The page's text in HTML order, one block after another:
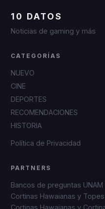
10 DATOS
Noticias de gaming y más
CATEGORÍAS
NUEVO
CINE
DEPORTES
RECOMENDACIONES
HISTORIA
Política de Privacidad
PARTNERS
Bancos de preguntas UNAM
Cortinas Hawaianas y